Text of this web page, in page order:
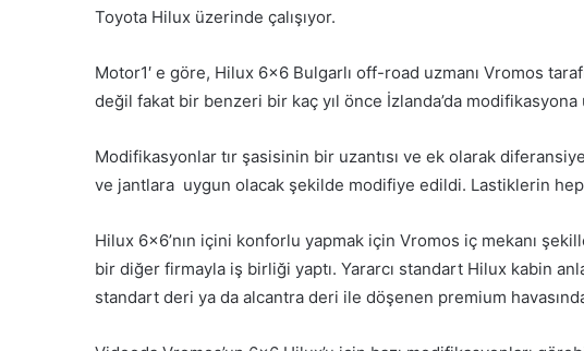
Toyota Hilux üzerinde çalışıyor.
Motor1′ e göre, Hilux 6×6 Bulgarlı off-road uzmanı Vromos
değil fakat bir benzeri bir kaç yıl önce İzlanda’da modifikasyona
Modifikasyonlar tır şasisinin bir uzantısı ve ek olarak
ve jantlara uygun olacak şekilde modifiye edildi. Lastiklerin
Hilux 6×6’nın içini konforlu yapmak için Vromos iç mekanı
bir diğer firmayla iş birliği yaptı. Yararcı standart Hilux kabin
standart deri ya da alcantra deri ile döşenen premium